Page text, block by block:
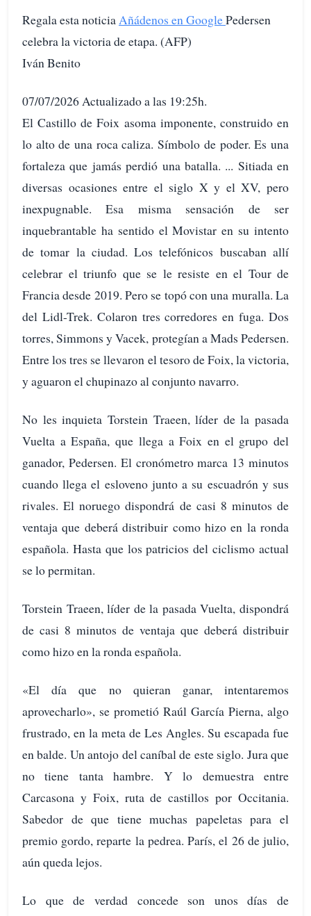
Regala esta noticia Añádenos en GooglePedersen
celebra la victoria de etapa. (AFP)
Iván Benito
07/07/2026 Actualizado a las 19:25h.
El Castillo de Foix asoma imponente, construido en
lo alto de una roca caliza. Símbolo de poder. Es una
fortaleza que jamás perdió una batalla. ... Sitiada en
diversas ocasiones entre el siglo X y el XV, pero
inexpugnable. Esa misma sensación de ser
inquebrantable ha sentido el Movistar en su intento
de tomar la ciudad. Los telefónicos buscaban allí
celebrar el triunfo que se le resiste en el Tour de
Francia desde 2019. Pero se topó con una muralla. La
del Lidl-Trek. Colaron tres corredores en fuga. Dos
torres, Simmons y Vacek, protegían a Mads Pedersen.
Entre los tres se llevaron el tesoro de Foix, la victoria,
y aguaron el chupinazo al conjunto navarro.
No les inquieta Torstein Traeen, líder de la pasada
Vuelta a España, que llega a Foix en el grupo del
ganador, Pedersen. El cronómetro marca 13 minutos
cuando llega el esloveno junto a su escuadrón y sus
rivales. El noruego dispondrá de casi 8 minutos de
ventaja que deberá distribuir como hizo en la ronda
española. Hasta que los patricios del ciclismo actual
se lo permitan.
Torstein Traeen, líder de la pasada Vuelta, dispondrá
de casi 8 minutos de ventaja que deberá distribuir
como hizo en la ronda española.
«El día que no quieran ganar, intentaremos
aprovecharlo», se prometió Raúl García Pierna, algo
frustrado, en la meta de Les Angles. Su escapada fue
en balde. Un antojo del caníbal de este siglo. Jura que
no tiene tanta hambre. Y lo demuestra entre
Carcasona y Foix, ruta de castillos por Occitania.
Sabedor de que tiene muchas papeletas para el
premio gordo, reparte la pedrea. París, el 26 de julio,
aún queda lejos.
Lo que de verdad concede son unos días de